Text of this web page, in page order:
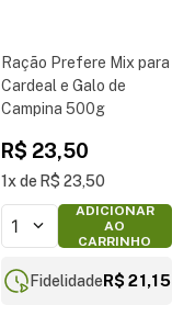
Ração Prefere Mix para
Cardeal e Galo de
Campina 500g
R$ 23,50
1 R$ 23,50
1
ADICIONAR
AO
CARRINHO
FidelidadeR$ 21,15